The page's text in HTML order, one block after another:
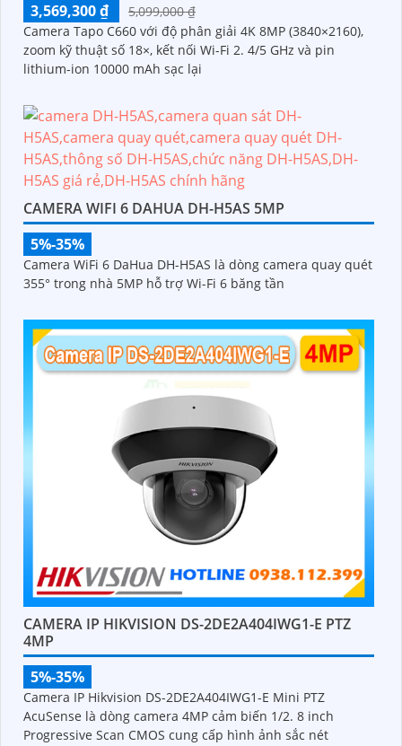
3,569,300 ₫
5,099,000 ₫
Camera Tapo C660 với độ phân giải 4K 8MP (3840×2160),
zoom kỹ thuật số 18×, kết nối Wi-Fi 2. 4/5 GHz và pin
lithium-ion 10000 mAh sạc lại
CAMERA WIFI 6 DAHUA DH-H5AS 5MP
5%-35%
Camera WiFi 6 DaHua DH-H5AS là dòng camera quay quét
355° trong nhà 5MP hỗ trợ Wi-Fi 6 băng tần
CAMERA IP HIKVISION DS-2DE2A404IWG1-E PTZ
4MP
5%-35%
Camera IP Hikvision DS-2DE2A404IWG1-E Mini PTZ
AcuSense là dòng camera 4MP cảm biến 1/2. 8 inch
Progressive Scan CMOS cung cấp hình ảnh sắc nét